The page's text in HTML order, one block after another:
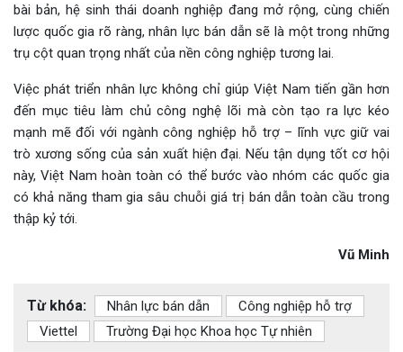
bài bản, hệ sinh thái doanh nghiệp đang mở rộng, cùng chiến
lược quốc gia rõ ràng, nhân lực bán dẫn sẽ là một trong những
trụ cột quan trọng nhất của nền công nghiệp tương lai.
Việc phát triển nhân lực không chỉ giúp Việt Nam tiến gần hơn
đến mục tiêu làm chủ công nghệ lõi mà còn tạo ra lực kéo
mạnh mẽ đối với ngành công nghiệp hỗ trợ – lĩnh vực giữ vai
trò xương sống của sản xuất hiện đại. Nếu tận dụng tốt cơ hội
này, Việt Nam hoàn toàn có thể bước vào nhóm các quốc gia
có khả năng tham gia sâu chuỗi giá trị bán dẫn toàn cầu trong
thập kỷ tới.
Vũ Minh
Từ khóa: Nhân lực bán dẫn
Công nghiệp hỗ trợ
Viettel
Trường Đại học Khoa học Tự nhiên